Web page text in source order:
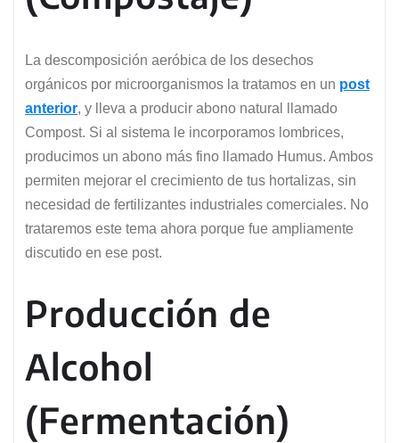
La descomposición aeróbica de los desechos
orgánicos por microorganismos la tratamos en un post
anterior, y lleva a producir abono natural llamado
Compost. Si al sistema le incorporamos lombrices,
producimos un abono más fino llamado Humus. Ambos
permiten mejorar el crecimiento de tus hortalizas, sin
necesidad de fertilizantes industriales comerciales. No
trataremos este tema ahora porque fue ampliamente
discutido en ese post.
Producción de
Alcohol
(Fermentación)